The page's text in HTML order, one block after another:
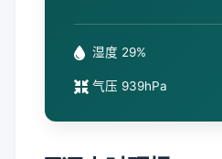
湿度 29%
气压 939hPa